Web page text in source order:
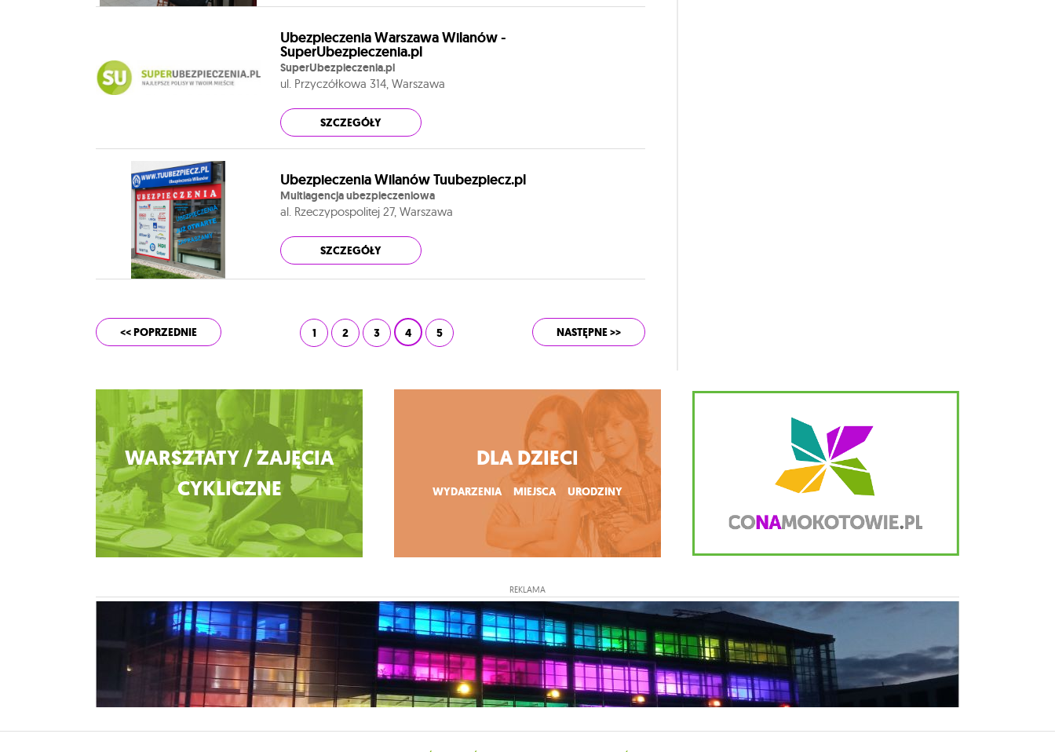
Ubezpieczenia Warszawa Wilanów -
SuperUbezpieczenia.pl
SuperUbezpieczenia.pl
ul. Przyczółkowa 314, Warszawa
SZCZEGÓŁY
Ubezpieczenia Wilanów Tuubezpiecz.pl
Multiagencja ubezpieczeniowa
al. Rzeczypospolitej 27, Warszawa
SZCZEGÓŁY
<< POPRZEDNIE 1 2 3 4 5 NASTĘPNE >>
Zobacz więcej
WARSZTATY / ZAJĘCIA
CYKLICZNE
DLA DZIECI
WYDARZENIA MIEJSCA URODZINY
REKLAMA